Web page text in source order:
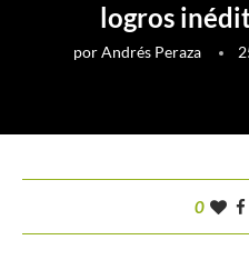
logros
porAndrés Peraza
0